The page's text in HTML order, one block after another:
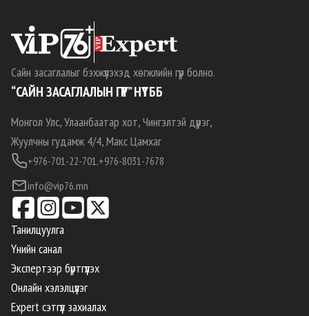
Сайн засаглалыг бэхжүүлэхэд хөгжлийн гүүр болно.
“САЙН ЗАСАГЛАЛЫН ГҮҮР” НҮТББ
Монгол Улс, Улаанбаатар хот, Чингэлтэй дүүрэг,
Жуулчны гудамж 4/4, Макс Цамхаг
+976-701-22-701,+976-8031-7678
info@vip76.mn
Танилцуулга
Үнийн санал
Экспертээр бүртгүүлэх
Онлайн хэлэлцүүлэг
Expert сэтгүүл захиалах